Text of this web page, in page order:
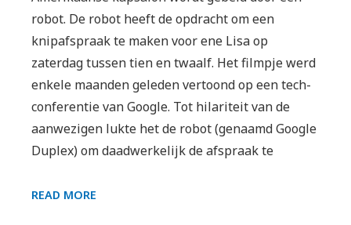
robot. De robot heeft de opdracht om een
knipafspraak te maken voor ene Lisa op
zaterdag tussen tien en twaalf. Het filmpje werd
enkele maanden geleden vertoond op een tech-
conferentie van Google. Tot hilariteit van de
aanwezigen lukte het de robot (genaamd Google
Duplex) om daadwerkelijk de afspraak te
READ MORE